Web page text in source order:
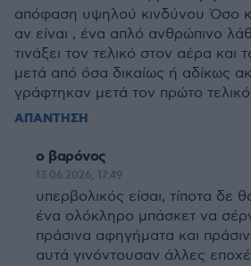
απόφαση υψηλού κινδύνου Όσο
αν είναι , ένα απλό ανθρώπινο
τινάξει τον τελικό στον αέρα και
μετά από όσα δικαίως ή αδίκως
γράφτηκαν μετά τον πρώτο τελικό
ΑΠΑΝΤΗΣΗ
o βαρόνος
13.06.2026, 17:49
υπερβολικός είσαι, τίποτα δε
ένα ολόκληρο μπάσκετ να
πράσινα αφηγήματα και
αυτά γινόντουσαν άλλες